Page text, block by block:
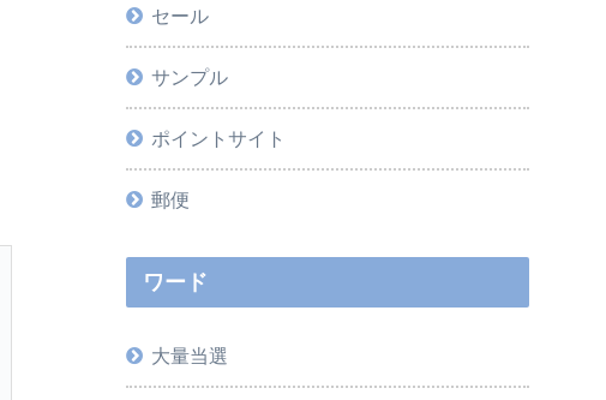
セール
サンプル
ポイントサイト
郵便
ワード
大量当選